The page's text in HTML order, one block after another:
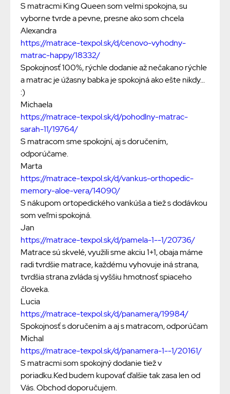
S matracmi King Queen som velmi spokojna, su
vyborne tvrde a pevne, presne ako som chcela
Alexandra
https://matrace-texpol.sk/d/cenovo-vyhodny-
matrac-happy/18332/
Spokojnosť 100%, rýchle dodanie až nečakano rýchle
a matrac je úžasny babka je spokojná ako ešte nikdy...
:)
Michaela
https://matrace-texpol.sk/d/pohodlny-matrac-
sarah-11/19764/
S matracom sme spokojní, aj s doručením,
odporúčame.
Marta
https://matrace-texpol.sk/d/vankus-orthopedic-
memory-aloe-vera/14090/
S nákupom ortopedického vankúša a tiež s dodávkou
som veľmi spokojná.
Jan
https://matrace-texpol.sk/d/pamela-1--1/20736/
Matrace sú skvelé, využili sme akciu 1+1, obaja máme
radi tvrdšie matrace, každému vyhovuje iná strana,
tvrdšia strana zvláda sj vyššiu hmotnosť spiaceho
človeka.
Lucia
https://matrace-texpol.sk/d/panamera/19984/
Spokojnosť s doručením a aj s matracom, odporúčam
Michal
https://matrace-texpol.sk/d/panamera-1--1/20161/
S matracmi som spokojný dodanie tiež v
poriadku.Ked budem kupovať ďalšie tak zasa len od
Vás. Obchod doporučujem.